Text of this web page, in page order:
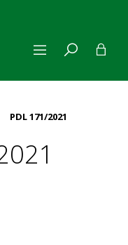
PDL 171/2021